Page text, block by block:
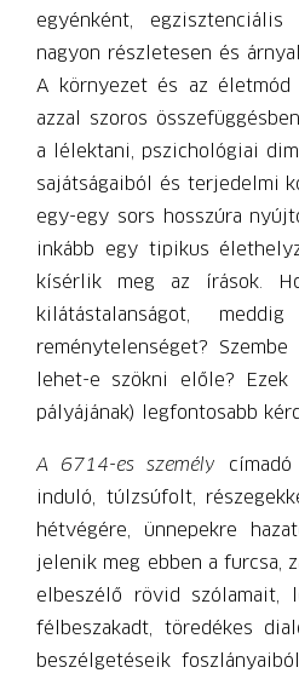
egyénként, egzisztenciális
nagyon részletesen és
A környezet és az életmód
azzal szoros
a lélektani, pszichológiai
sajátságaiból és terjedelmi
egy-egy sors hosszúra
inkább egy tipikus
kísérlik meg az írások.
kilátástalanságot,
reménytelenséget?
lehet-e szökni előle?
pályájának) legfontosabb
A 6714-es személy címadó
induló, túlzsúfolt,
hétvégére, ünnepekre
jelenik meg ebben a furcsa,
elbeszélő rövid szólamait,
félbeszakadt, töredékes
beszélgetéseik